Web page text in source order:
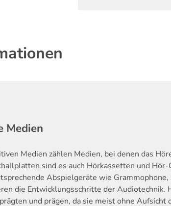
Medien
Medien zählen Medien, bei denen das
sind es auch Hörkassetten und
Abspielgeräte wie
die Entwicklungsschritte der
und prägen, da sie meist ohne